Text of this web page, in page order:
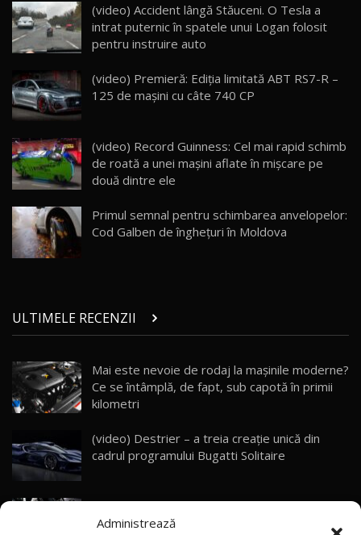
Administrează
23
Lynk & Co 01 / Test Drive AutoBlog.MD
25:19
24
Van Electric Testat în Moldova / AutoBlog.MD
26:38
25
mai Exclusiv și Puternic Defender Testat în
Moldova
32:21
26
AutoBlog.MD
10:57
28
Noul Geely Monjaro 2025! Mai ieftin și mai
dotat / Test Drive AutoBlog.MD
29
ZEEKR 9X - PRIMUL TEST DRIVE ÎN ROMÂNĂ!
CUM SE CONDUCE?
33:40
30
Primele impresii despre BYD Seal U DM-i,
Sealion 7 și Seal 5 DM-i / Test Drive
AutoBlog.MD
(video) Accident lângă Stăuceni. O Tesla a
intrat puternic în spatele unui Logan folosit
pentru instruire auto
(video) Premieră: Ediţia limitată ABT RS7-R –
125 de maşini cu câte 740 CP
(video) Record Guinness: Cel mai rapid schimb
de roată a unei maşini aflate în mişcare pe
două dintre ele
Primul semnal pentru schimbarea anvelopelor:
Cod Galben de înghețuri în Moldova
ULTIMELE RECENZII
Mai este nevoie de rodaj la mașinile moderne?
Ce se întâmplă, de fapt, sub capotă în primii
kilometri
(video) Destrier – a treia creație unică din
cadrul programului Bugatti Solitaire
(video) SRT prezintă tehnologia eBoost Air
care elimină decalajul turbo